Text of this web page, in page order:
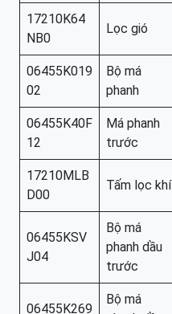
17210K64
NB0
Lọc gió
06455K019
02
Bộ má
phanh
06455K40F
12
Má phanh
trước
17210MLB
D00
Tấm lọc khí
06455KSV
J04
Bộ má
phanh dầu
trước
06455K269
Bộ má